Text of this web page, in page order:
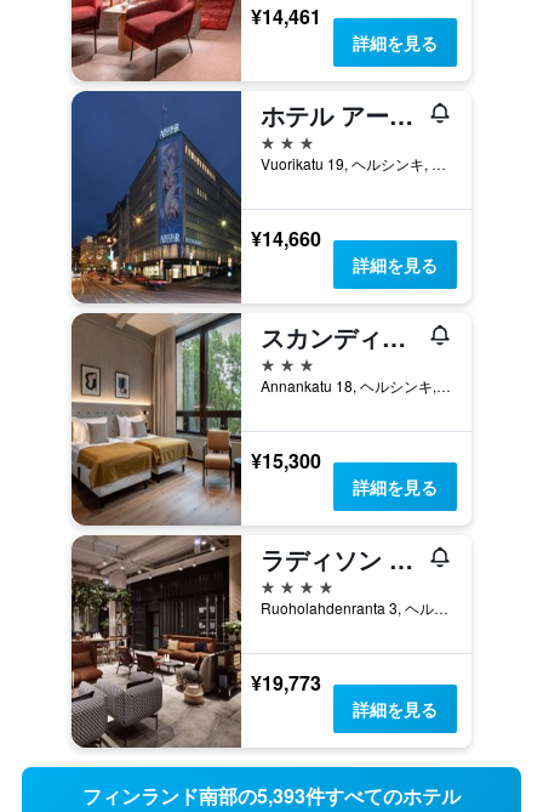
¥14,461
詳細を見る
ホテル アーサー
3つ星
Vuorikatu 19, ヘルシンキ, Uusimaa, フィンランド
¥14,660
詳細を見る
スカンディック ヘルシンキ ハブ
3つ星
Annankatu 18, ヘルシンキ, Uusimaa, フィンランド
¥15,300
詳細を見る
ラディソン ブルー シーサイド ホテル ヘルシンキ
4つ星
Ruoholahdenranta 3, ヘルシンキ, Uusimaa, フィンランド
¥19,773
詳細を見る
フィンランド南部の5,393件すべてのホテル